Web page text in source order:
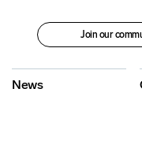
Join our
News